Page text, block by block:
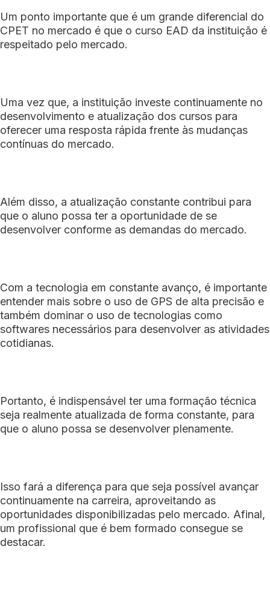
Um ponto importante que é um grande diferencial do
CPET no mercado é que o curso EAD da instituição é
respeitado pelo mercado.
Uma vez que, a instituição investe continuamente no
desenvolvimento e atualização dos cursos para
oferecer uma resposta rápida frente às mudanças
contínuas do mercado.
Além disso, a atualização constante contribui para
que o aluno possa ter a oportunidade de se
desenvolver conforme as demandas do mercado.
Com a tecnologia em constante avanço, é importante
entender mais sobre o uso de GPS de alta precisão e
também dominar o uso de tecnologias como
softwares necessários para desenvolver as atividades
cotidianas.
Portanto, é indispensável ter uma formação técnica
seja realmente atualizada de forma constante, para
que o aluno possa se desenvolver plenamente.
Isso fará a diferença para que seja possível avançar
continuamente na carreira, aproveitando as
oportunidades disponibilizadas pelo mercado. Afinal,
um profissional que é bem formado consegue se
destacar.